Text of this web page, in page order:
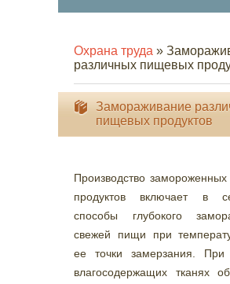
Охрана труда »
различных пищевых
Замораживание
пищевых продуктов
Производство
продуктов включает в
способы глубокого
свежей пищи при
ее точки замерзания.
влагосодержащих тканях